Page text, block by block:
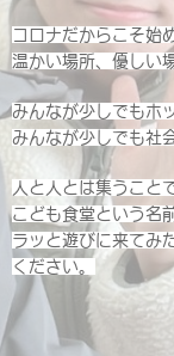
コロナだからこそ始
温かい場所、優しい
みんなが少しでもホ
みんなが少しでも社
人と人とは集うこと
こども食堂という名
ラッと遊びに来てみ
ください。